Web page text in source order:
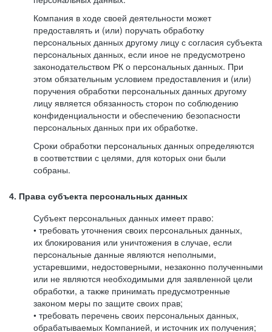
Компания в ходе своей деятельности может
предоставлять и (или) поручать обработку
персональных данных другому лицу с согласия субъекта
персональных данных, если иное не предусмотрено
законодательством РК о персональных данных. При
этом обязательным условием предоставления и (или)
поручения обработки персональных данных другому
лицу является обязанность сторон по соблюдению
конфиденциальности и обеспечению безопасности
персональных данных при их обработке.
Сроки обработки персональных данных определяются
в соответствии с целями, для которых они были
собраны.
4. Права субъекта персональных данных
Субъект персональных данных имеет право:
• требовать уточнения своих персональных данных,
их блокирования или уничтожения в случае, если
персональные данные являются неполными,
устаревшими, недостоверными, незаконно полученными
или не являются необходимыми для заявленной цели
обработки, а также принимать предусмотренные
законом меры по защите своих прав;
• требовать перечень своих персональных данных,
обрабатываемых Компанией, и источник их получения;